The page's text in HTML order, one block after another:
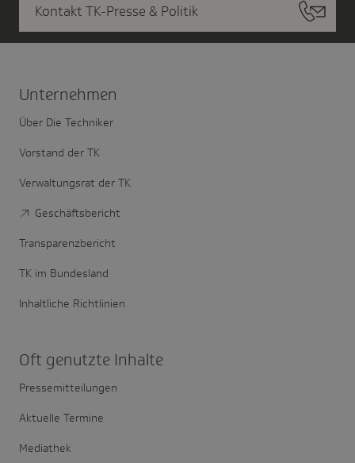
Kontakt TK-Presse & Politik
Unter­nehmen
Über Die Techniker
Vorstand der TK
Verwaltungsrat der TK
Geschäftsbericht
Transparenzbericht
TK im Bundesland
Inhaltliche Richtlinien
Oft genutzte Inhalte
Pressemitteilungen
Aktuelle Termine
Mediathek